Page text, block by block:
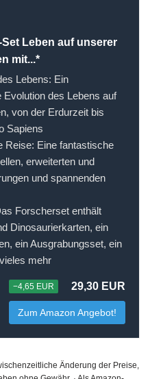
Leben auf unserer
mit...*
Lebens: Ein
des Lebens auf
von der Erdurzeit bis
Sapiens
Reise: Eine fantastische
erweiterten und
und spannenden
Forscherset enthält
Dinosaurierkarten, ein
ein Ausgrabungsset, ein
mehr
−4,65 EUR 29,30 EUR
Zum Amazon Angebot!
Änderung der Preise,